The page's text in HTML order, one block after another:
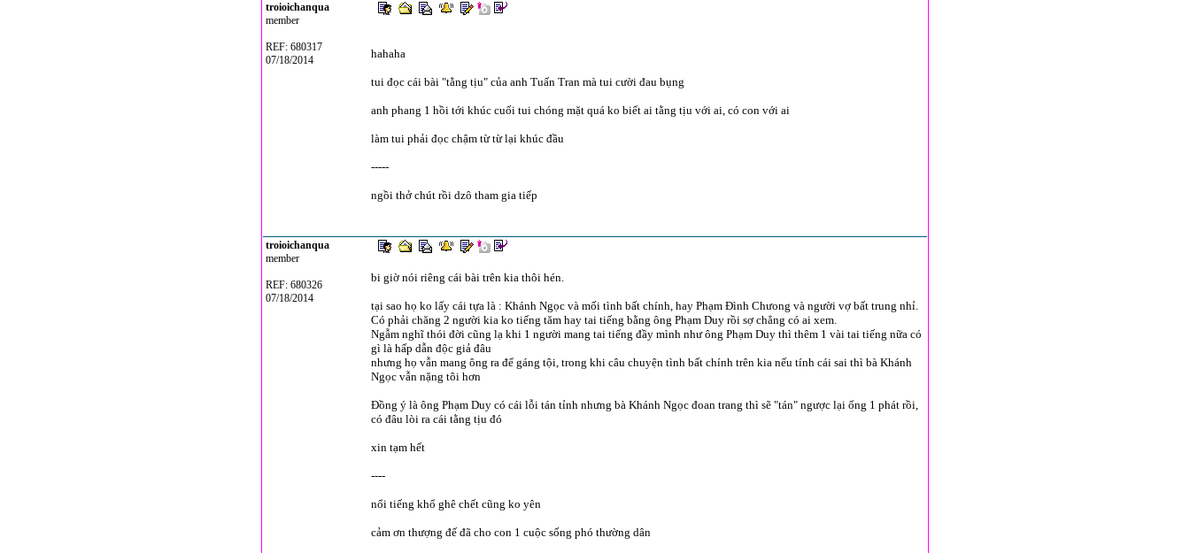
troioichanqua
member
REF: 680317
07/18/2014
hahaha
tui đọc cái bài "tằng tịu" của anh Tuấn Tran mà tui cười đau bụng
anh phang 1 hồi tới khúc cuối tui chóng mặt quá ko biết ai tằng tịu với ai, có con với ai
làm tui phải đọc chậm từ từ lại khúc đầu
-----
ngồi thở chút rồi dzô tham gia tiếp
troioichanqua
member
REF: 680326
07/18/2014
bi giờ nói riêng cái bài trên kia thôi hén.
tại sao họ ko lấy cái tựa là : Khánh Ngọc và mối tình bất chính, hay Phạm Đình Chưong và người vợ bất trung nhỉ.
Có phải chăng 2 người kia ko tiếng tăm hay tai tiếng bằng ông Phạm Duy rồi sợ chẳng có ai xem.
Ngẫm nghĩ thói đời cũng lạ khi 1 người mang tai tiếng đầy mình như ông Phạm Duy thì thêm 1 vài tai tiếng nữa có
gì là hấp dẫn độc giả đâu
nhưng họ vẫn mang ông ra để gáng tội, trong khi câu chuyện tình bất chính trên kia nếu tính cái sai thì bà Khánh
Ngọc vẫn nặng tôi hơn
Đồng ý là ông Phạm Duy có cái lỗi tán tỉnh nhưng bà Khánh Ngọc đoan trang thì sẽ "tán" ngược lại ổng 1 phát rồi,
có đâu lòi ra cái tằng tịu đó
xin tạm hết
----
nổi tiếng khổ ghê chết cũng ko yên
cảm ơn thượng đế đã cho con 1 cuộc sống phó thường dân